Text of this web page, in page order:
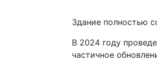
Здание полностью
В 2024 году
частичное